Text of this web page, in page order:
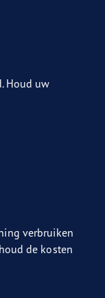
Houd uw
verbruiken
de kosten